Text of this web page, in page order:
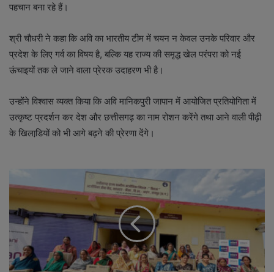
पहचान बना रहे हैं।
श्री चौधरी ने कहा कि अवि का भारतीय टीम में चयन न केवल उनके परिवार और
प्रदेश के लिए गर्व का विषय है, बल्कि यह राज्य की समृद्ध खेल परंपरा को नई
ऊंचाइयों तक ले जाने वाला प्रेरक उदाहरण भी है।
उन्होंने विश्वास व्यक्त किया कि अवि मानिकपुरी जापान में आयोजित प्रतियोगिता में
उत्कृष्ट प्रदर्शन कर देश और छत्तीसगढ़ का नाम रोशन करेंगे तथा आने वाली पीढ़ी
के खिलाडि़यों को भी आगे बढ़ने की प्रेरणा देंगे।